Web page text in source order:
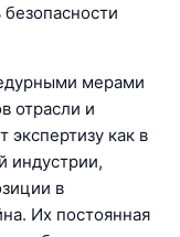
мерами
отрасли и
экспертизу как в
индустрии,
в
Их постоянная